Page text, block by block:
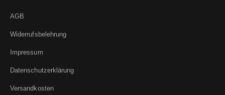
AGB
Widerrufsbelehrung
Impressum
Datenschutzerklärung
Versandkosten